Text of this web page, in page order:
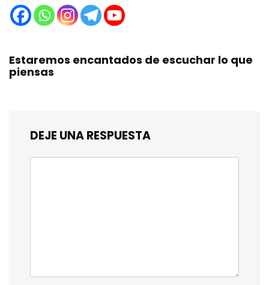
Estaremos encantados de escuchar lo que
piensas
DEJE UNA RESPUESTA